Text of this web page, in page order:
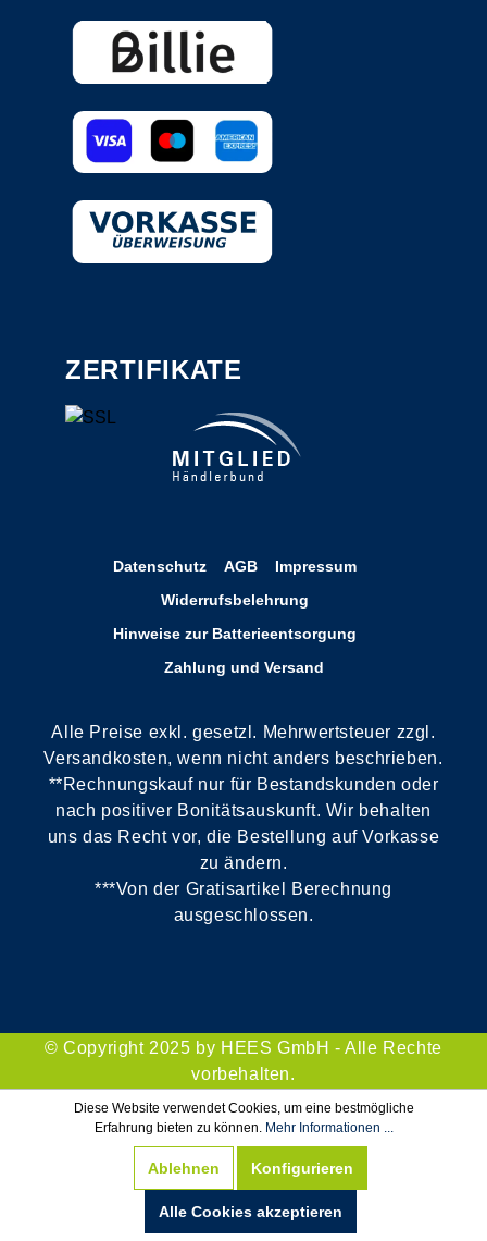
ZERTIFIKATE
Datenschutz AGB
Impressum
Widerrufsbelehrung
Hinweise zur Batterieentsorgung
Zahlung und Versand
Alle Preise exkl. gesetzl. Mehrwertsteuer zzgl.
Versandkosten, wenn nicht anders beschrieben.
**Rechnungskauf nur für Bestandskunden oder
nach positiver Bonitätsauskunft. Wir behalten
uns das Recht vor, die Bestellung auf Vorkasse
zu ändern.
***Von der Gratisartikel Berechnung
ausgeschlossen.
© Copyright 2025 by HEES GmbH - Alle Rechte
vorbehalten.
Diese Website verwendet Cookies, um eine bestmögliche
Erfahrung bieten zu können. Mehr Informationen ...
Ablehnen Konfigurieren
Alle Cookies akzeptieren